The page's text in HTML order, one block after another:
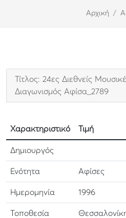
Αρχική
Τίτλος: 24ες Διεθνείς
Διαγωνισμός Αφίσα_2789
Χαρακτηριστικό Τιμή
Δημιουργός
Ενότητα Αφίσες
Ημερομηνία 1996
Τοποθεσία